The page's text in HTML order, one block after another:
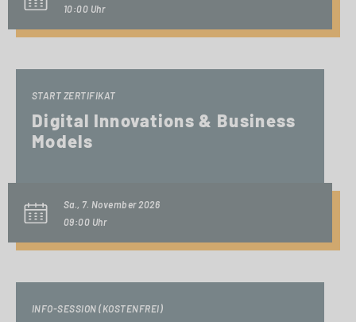
10:00 Uhr
START ZERTIFIKAT
Digital Innovations & Business
Models
Sa., 7. November 2026
09:00 Uhr
INFO-SESSION (KOSTENFREI)